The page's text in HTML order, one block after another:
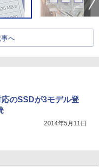
へ
のSSDが3モデル登
2014年5月11日